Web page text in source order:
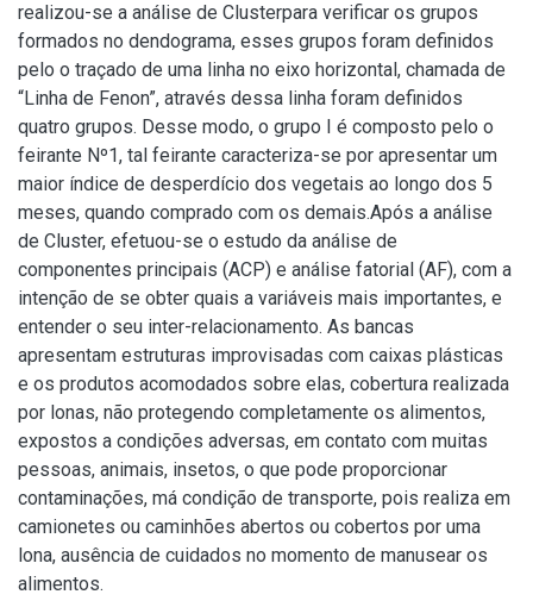
realizou-se a análise de Clusterpara verificar os grupos
formados no dendograma, esses grupos foram definidos
pelo o traçado de uma linha no eixo horizontal, chamada de
“Linha de Fenon”, através dessa linha foram definidos
quatro grupos. Desse modo, o grupo I é composto pelo o
feirante Nº1, tal feirante caracteriza-se por apresentar um
maior índice de desperdício dos vegetais ao longo dos 5
meses, quando comprado com os demais.Após a análise
de Cluster, efetuou-se o estudo da análise de
componentes principais (ACP) e análise fatorial (AF), com a
intenção de se obter quais a variáveis mais importantes, e
entender o seu inter-relacionamento. As bancas
apresentam estruturas improvisadas com caixas plásticas
e os produtos acomodados sobre elas, cobertura realizada
por lonas, não protegendo completamente os alimentos,
expostos a condições adversas, em contato com muitas
pessoas, animais, insetos, o que pode proporcionar
contaminações, má condição de transporte, pois realiza em
camionetes ou caminhões abertos ou cobertos por uma
lona, ausência de cuidados no momento de manusear os
alimentos.